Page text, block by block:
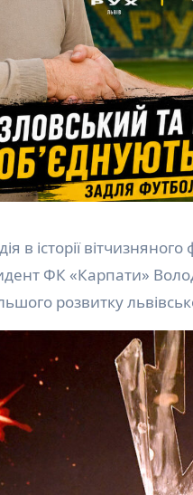
ФК «Карпати»
розвитку